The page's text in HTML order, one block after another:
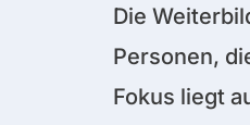
Die
Personen,
Fokus liegt